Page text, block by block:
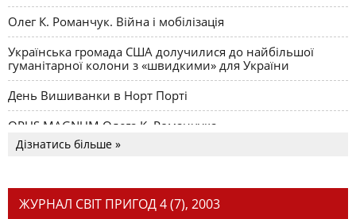
Олег К. Романчук. Війна і мобілізація
Українська громада США долучилися до найбільшої
гуманітарної колони з «швидкими» для України
День Вишиванки в Норт Порті
OPUS MAGNUM Олега К. Романчука
Дізнатись більше »
ЖУРНАЛ СВІТ ПРИГОД 4 (7), 2003